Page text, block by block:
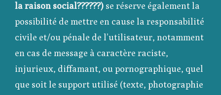
la raison social??????) se réserve également la
possibilité de mettre en cause la responsabilité
civile et/ou pénale de l’utilisateur, notamment
en cas de message à caractère raciste,
injurieux, diffamant, ou pornographique, quel
que soit le support utilisé (texte, photographie